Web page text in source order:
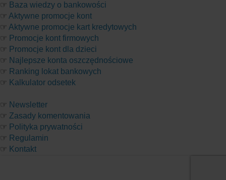
☞ Baza wiedzy o bankowości
☞ Aktywne promocje kont
☞ Aktywne promocje kart kredytowych
☞ Promocje kont firmowych
☞ Promocje kont dla dzieci
☞ Najlepsze konta oszczędnościowe
☞ Ranking lokat bankowych
☞ Kalkulator odsetek
☞ Newsletter
☞ Zasady komentowania
☞ Polityka prywatności
☞ Regulamin
☞ Kontakt